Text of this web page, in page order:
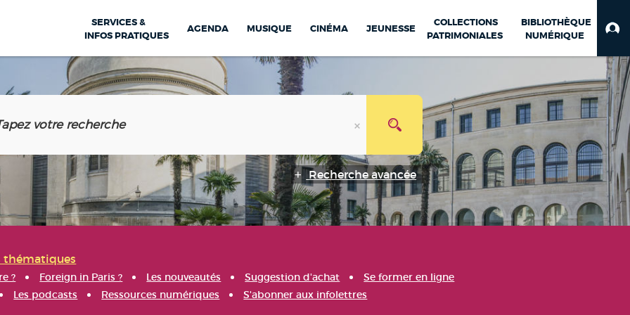
SERVICES &
INFOS PRATIQUES
AGENDA MUSIQUE CINÉMA JEUNESSE
COLLECTIONS
PATRIMONIALES
BIBLIOTHÈQUE
NUMÉRIQUE
Recherche avancée
thématiques
? Foreign in Paris ? Les nouveautés Suggestion d'achat
Se former en ligne
Les podcasts Ressources numériques S'abonner aux infolettres